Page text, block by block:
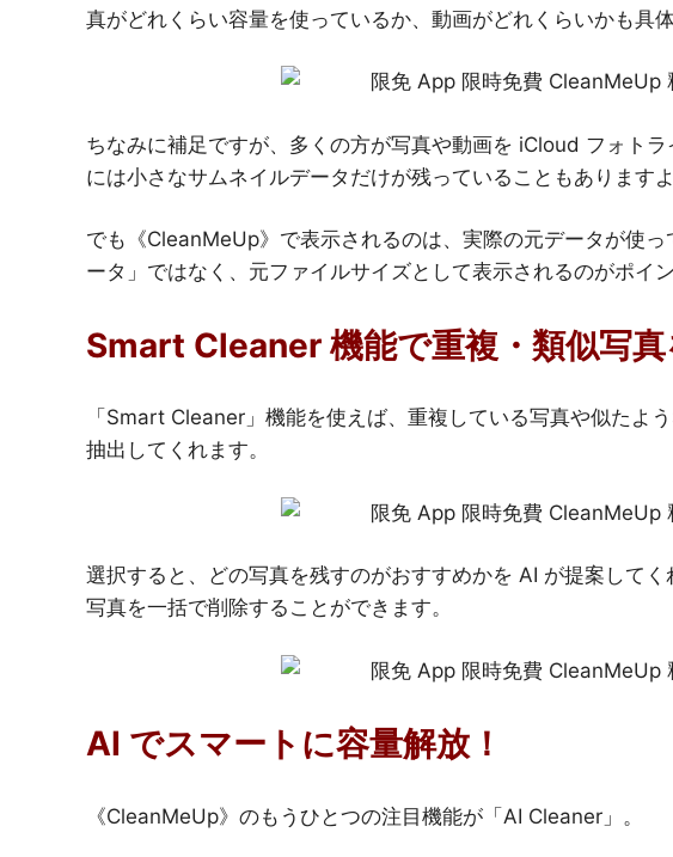
真がどれくらい容量を使っているか、動画がどれくらいかも具
ちなみに補足ですが、多くの方が写真や動画を iCloud フォト
には小さなサムネイルデータだけが残っていることもありますよ
でも《CleanMeUp》で表示されるのは、実際の元データが使
ータ」ではなく、元ファイルサイズとして表示されるのがポイン
Smart Cleaner 機能で重複・類似写真
「Smart Cleaner」機能を使えば、重複している写真や似たよ
抽出してくれます。
選択すると、どの写真を残すのがおすすめかを AI が提案して
写真を一括で削除することができます。
AI でスマートに容量解放！
《CleanMeUp》のもうひとつの注目機能が「AI Cleaner」。